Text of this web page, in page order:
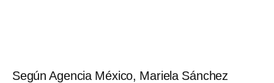
Según Agencia México, Mariela Sánchez